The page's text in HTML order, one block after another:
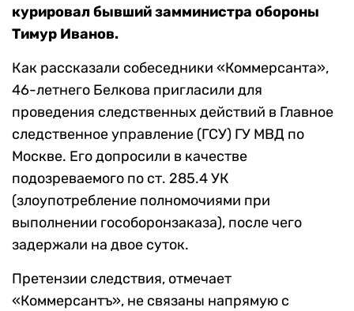
курировал бывший замминистра обороны
Тимур Иванов.
Как рассказали собеседники «Коммерсанта»,
46-летнего Белкова пригласили для
проведения следственных действий в Главное
следственное управление (ГСУ) ГУ МВД по
Москве. Его допросили в качестве
подозреваемого по ст. 285.4 УК
(злоупотребление полномочиями при
выполнении гособоронзаказа), после чего
задержали на двое суток.
Претензии следствия, отмечает
«Коммерсантъ», не связаны напрямую с